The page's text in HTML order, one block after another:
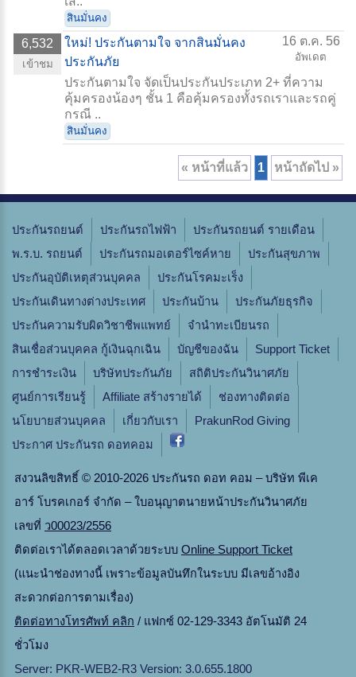
สินมั่นคง
6,532
เข้าชม
ใหม่! ประกันตามใจ จากสินมั่นคง
ประกันภัย
16 ต.ค. 56
อัพเดต
ประกันตามใจ จัดเป็นประกันประเภท 2+ ที่ความ
คุ้มครองน้องๆ ชั้น 1 คือคุ้มครองทั้งรถเราและรถคู่
กรณี ..
สินมั่นคง
« หน้าที่แล้ว 1 หน้าถัดไป »
ประกันรถยนต์ ประกันรถไฟฟ้า
ประกันรถยนต์ รายเดือน
พ.ร.บ. รถยนต์
ประกันรถมอเตอร์ไซค์หาย
ประกันสุขภาพ
ประกันอุบัติเหตุส่วนบุคคล
ประกันโรคมะเร็ง
ประกันเดินทางต่างประเทศ
ประกันบ้าน
ประกันภัยธุรกิจ
ประกันความรับผิดวิชาชีพแพทย์
จํานําทะเบียนรถ
สินเชื่อส่วนบุคคล กู้เงินฉุกเฉิน
บัญชีของฉัน
Support Ticket
การชำระเงิน
บริษัทประกันภัย
สถิติประกันวินาศภัย
ศูนย์การเรียนรู้
Affiliate สร้างรายได้
ช่องทางติดต่อ
นโยบายส่วนบุคคล
เกี่ยวกับเรา
PrakunRod Giving
ประกาศ ประกันรถ ดอทคอม
สงวนลิขสิทธิ์ © 2010-2026 ประกันรถ ดอท คอม – บริษัท พีเค
อาร์ โบรคเกอร์ จำกัด – ใบอนุญาตนายหน้าประกันวินาศภัย
เลขที่ ว00023/2556
ติดต่อเราได้ตลอดเวลาด้วยระบบ Online Support Ticket
(แนะนำช่องทางนี้ เพราะข้อมูลบันทึกในระบบ มีเลขอ้างอิง
สะดวกต่อการตามเรื่อง)
ติดต่อทางโทรศัพท์ คลิก / แฟกซ์ 02-129-3343 อัตโนมัติ 24
ชั่วโมง
Server: PKR-WEB2-R3 Version: 3.0.655.1800